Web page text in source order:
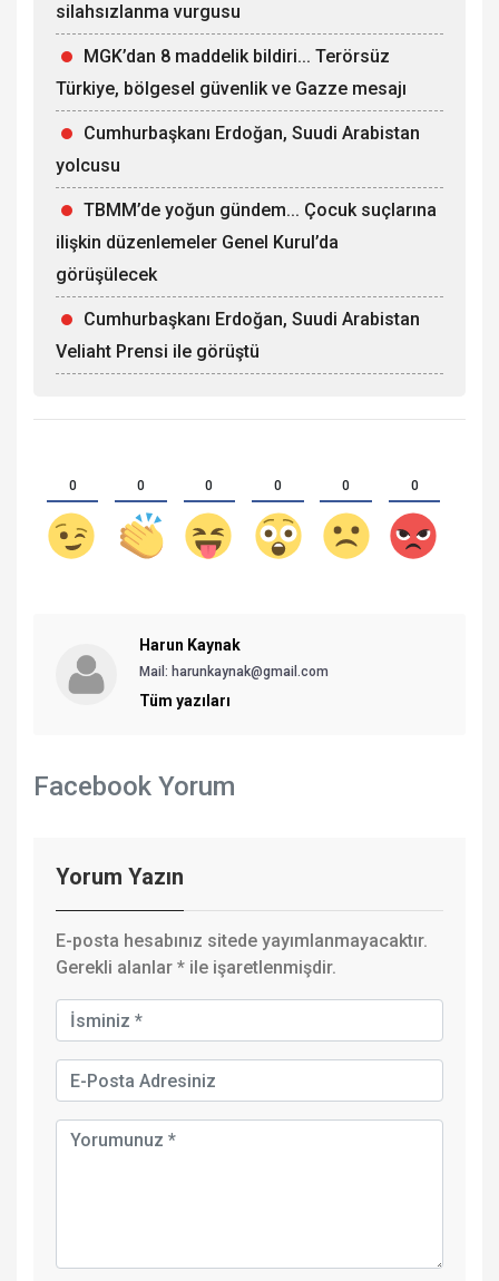
silahsızlanma vurgusu
MGK’dan 8 maddelik bildiri... Terörsüz
Türkiye, bölgesel güvenlik ve Gazze mesajı
Cumhurbaşkanı Erdoğan, Suudi Arabistan
yolcusu
TBMM’de yoğun gündem... Çocuk suçlarına
ilişkin düzenlemeler Genel Kurul’da
görüşülecek
Cumhurbaşkanı Erdoğan, Suudi Arabistan
Veliaht Prensi ile görüştü
0 0 0 0 0 0
Harun Kaynak
Mail: harunkaynak@gmail.com
Tüm yazıları
Facebook Yorum
Yorum Yazın
E-posta hesabınız sitede yayımlanmayacaktır.
Gerekli alanlar * ile işaretlenmişdir.